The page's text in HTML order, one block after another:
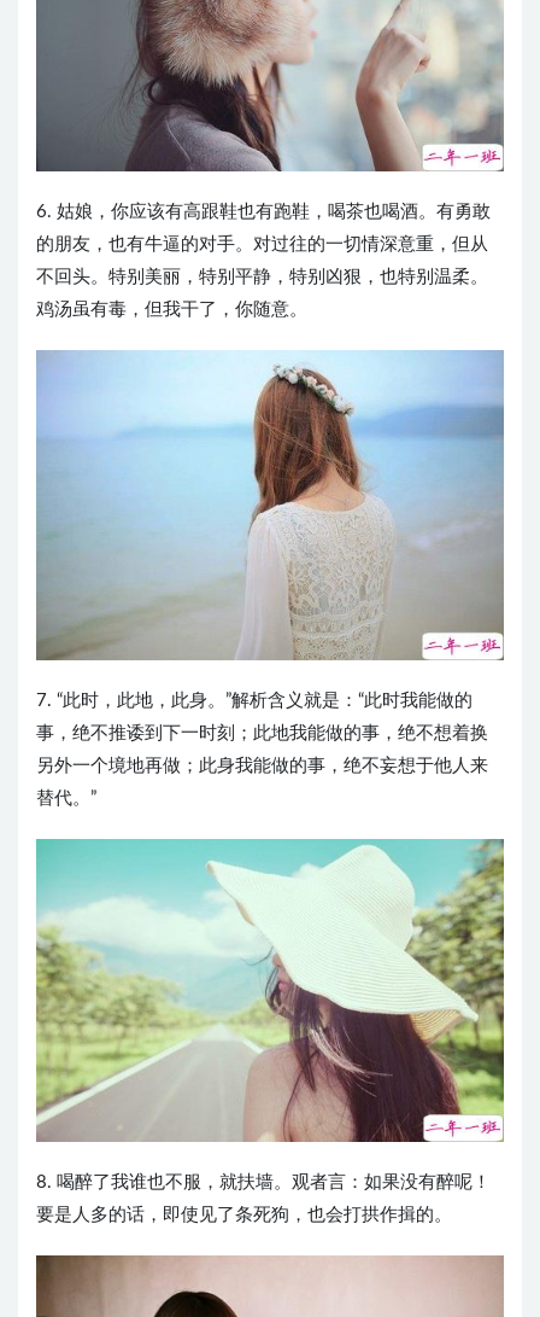
6. 姑娘，你应该有高跟鞋也有跑鞋，喝茶也喝酒。有勇敢
的朋友，也有牛逼的对手。对过往的一切情深意重，但从
不回头。特别美丽，特别平静，特别凶狠，也特别温柔。
鸡汤虽有毒，但我干了，你随意。
7. “此时，此地，此身。”解析含义就是：“此时我能做的
事，绝不推诿到下一时刻；此地我能做的事，绝不想着换
另外一个境地再做；此身我能做的事，绝不妄想于他人来
替代。”
8. 喝醉了我谁也不服，就扶墙。观者言：如果没有醉呢！
要是人多的话，即使见了条死狗，也会打拱作揖的。